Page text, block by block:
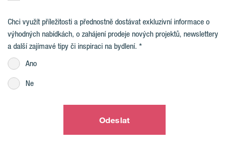
Chci využít příležitosti a přednostně dostávat exkluzivní informace o
výhodných nabídkách, o zahájení prodeje nových projektů, newslettery
a další zajímavé tipy či inspiraci na bydlení.
Ano
Ne
Odeslat